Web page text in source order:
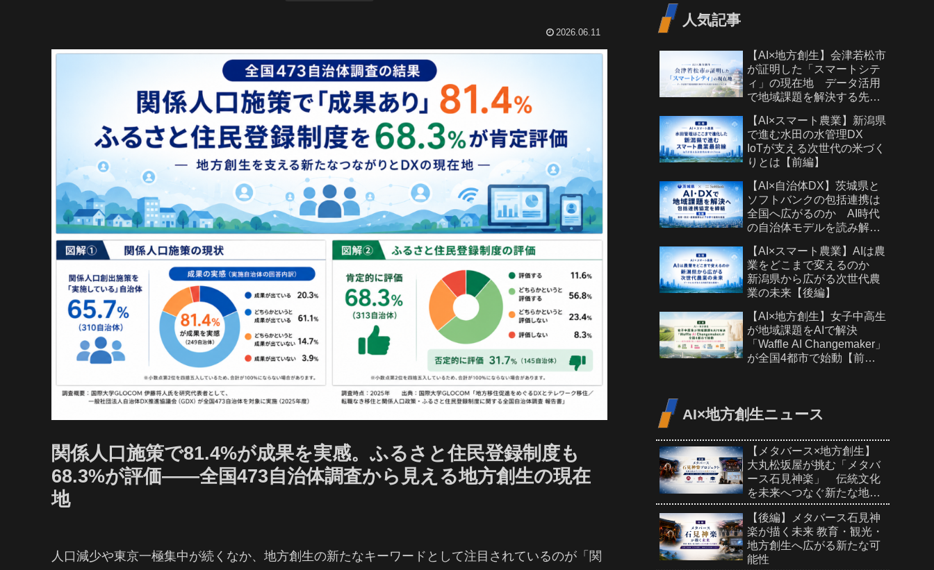
2026.06.11
関係人口施策で81.4%が成果を実感。ふるさと住民登録制度も
68.3%が評価――全国473自治体調査から見える地方創生の現在
地
人口減少や東京一極集中が続くなか、地方創生の新たなキーワードとして注目されているのが「関
人気記事
【AI×地方創生】会津若松市
が証明した「スマートシテ
ィ」の現在地 データ活用
で地域課題を解決する先進
【AI×スマート農業】新潟県
で進む水田の水管理DX
IoTが支える次世代の米づく
りとは【前編】
【AI×自治体DX】茨城県と
ソフトバンクの包括連携は
全国へ広がるのか AI時代
の自治体モデルを読み解く
【AI×スマート農業】AIは農
業をどこまで変えるのか
新潟県から広がる次世代農
業の未来【後編】
【AI×地方創生】女子中高生
が地域課題をAIで解決
「Waffle AI Changemaker」
が全国4都市で始動【前
AI×地方創生ニュース
【メタバース×地方創生】
大丸松坂屋が挑む「メタバ
ース石見神楽」 伝統文化
を未来へつなぐ新たな地域
PR【前編】
【後編】メタバース石見神
楽が描く未来 教育・観光・
地方創生へ広がる新たな可
能性